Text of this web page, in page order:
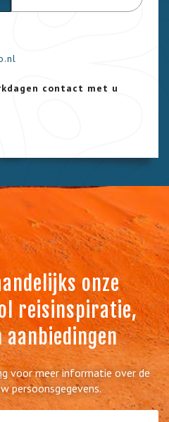
contact met u
onze
reisinspiratie,
voor meer informatie over de
persoonsgegevens.